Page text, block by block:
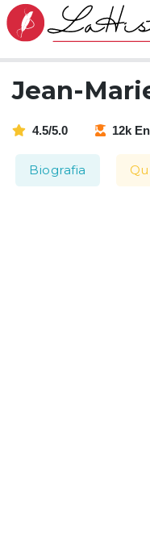
Jean-
4.5/5.0 12k
Biografia